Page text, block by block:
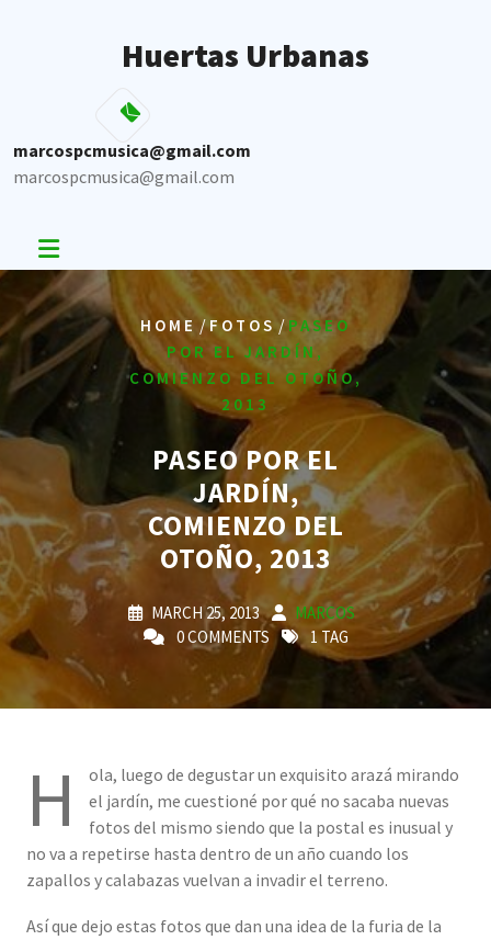
Huertas Urbanas
marcospcmusica@gmail.com
marcospcmusica@gmail.com
HOME /FOTOS/ PASEO
POR EL JARDÍN,
COMIENZO DEL OTOÑO,
2013
PASEO POR EL
JARDÍN,
COMIENZO DEL
OTOÑO, 2013
MARCH 25, 2013
MARCOS
0 COMMENTS
1 TAG
H
ola, luego de degustar un exquisito arazá mirando
el jardín, me cuestioné por qué no sacaba nuevas
fotos del mismo siendo que la postal es inusual y
no va a repetirse hasta dentro de un año cuando los
zapallos y calabazas vuelvan a invadir el terreno.
Así que dejo estas fotos que dan una idea de la furia de la